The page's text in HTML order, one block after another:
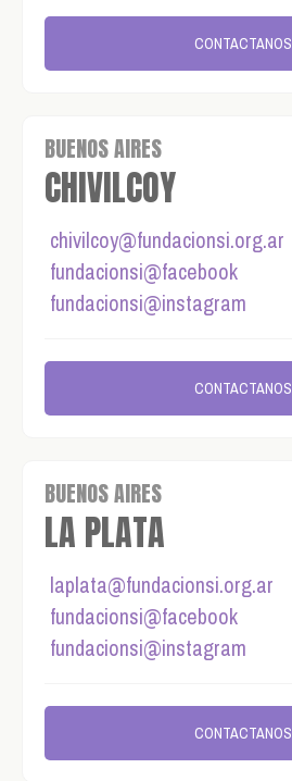
CONTACTANOS
BUENOS AIRES
CHIVILCOY
chivilcoy@fundacionsi.org.ar
fundacionsi@facebook
fundacionsi@instagram
CONTACTANOS
BUENOS AIRES
LA PLATA
laplata@fundacionsi.org.ar
fundacionsi@facebook
fundacionsi@instagram
CONTACTANOS